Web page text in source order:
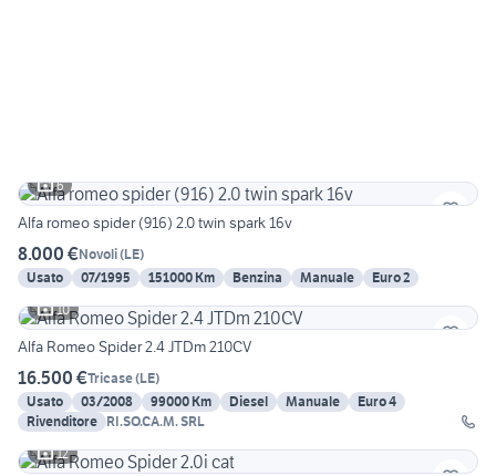
6
Alfa romeo spider (916) 2.0 twin spark 16v
8.000 €Novoli(LE)
Usato
07/1995 151000 Km Benzina Manuale
Euro 2
10
Alfa Romeo Spider 2.4 JTDm 210CV
16.500 €Tricase(LE)
Usato
03/2008 99000 Km Diesel Manuale
Euro 4
Rivenditore RI.SO.CA.M. SRL
12